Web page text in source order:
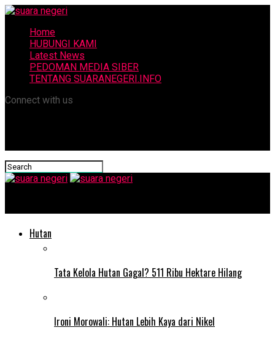
Home
HUBUNGI KAMI
Latest News
PEDOMAN MEDIA SIBER
TENTANG SUARANEGERI.INFO
Connect with us
Hutan
Tata Kelola Hutan Gagal? 511 Ribu Hektare Hilang
Ironi Morowali: Hutan Lebih Kaya dari Nikel